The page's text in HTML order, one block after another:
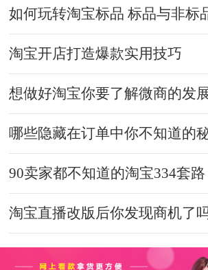
如何玩转淘宝标品 标品与非标
淘宝开店打造爆款实用技巧
想做好淘宝你要了解微商的发
哪些隐藏在订单中你不知道的
90卖家都不知道的淘宝334套路
淘宝直播改版后你发现商机了